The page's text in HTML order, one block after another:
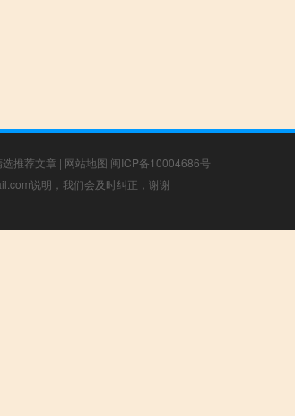
选推荐文章 | 网站地图 闽ICP备10004686号
说明，我们会及时纠正，谢谢